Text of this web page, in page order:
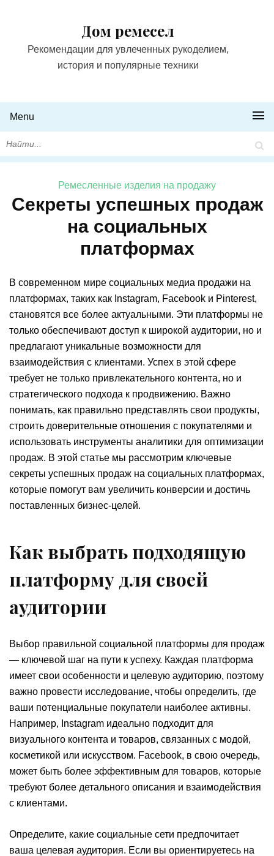
Дом ремесел
Рекомендации для увлеченных рукоделием,
история и популярные техники
Menu
Ремесленные изделия на продажу
Секреты успешных продаж
на социальных
платформах
В современном мире социальных медиа продажи на
платформах, таких как Instagram, Facebook и Pinterest,
становятся все более актуальными. Эти платформы не
только обеспечивают доступ к широкой аудитории, но и
предлагают уникальные возможности для
взаимодействия с клиентами. Успех в этой сфере
требует не только привлекательного контента, но и
стратегического подхода к продвижению. Важно
понимать, как правильно представлять свои продукты,
строить доверительные отношения с покупателями и
использовать инструменты аналитики для оптимизации
продаж. В этой статье мы рассмотрим ключевые
секреты успешных продаж на социальных платформах,
которые помогут вам увеличить конверсии и достичь
поставленных бизнес-целей.
Как выбрать подходящую
платформу для своей
аудитории
Выбор правильной социальной платформы для продаж
— ключевой шаг на пути к успеху. Каждая платформа
имеет свои особенности и целевую аудиторию, поэтому
важно провести исследование, чтобы определить, где
ваши потенциальные покупатели наиболее активны.
Например, Instagram идеально подходит для
визуального контента и товаров, связанных с модой,
косметикой или искусством. Facebook, в свою очередь,
может быть более эффективным для товаров, которые
требуют более детального описания и взаимодействия
с клиентами.
Определите, какие социальные сети предпочитает
ваша целевая аудитория. Если вы ориентируетесь на